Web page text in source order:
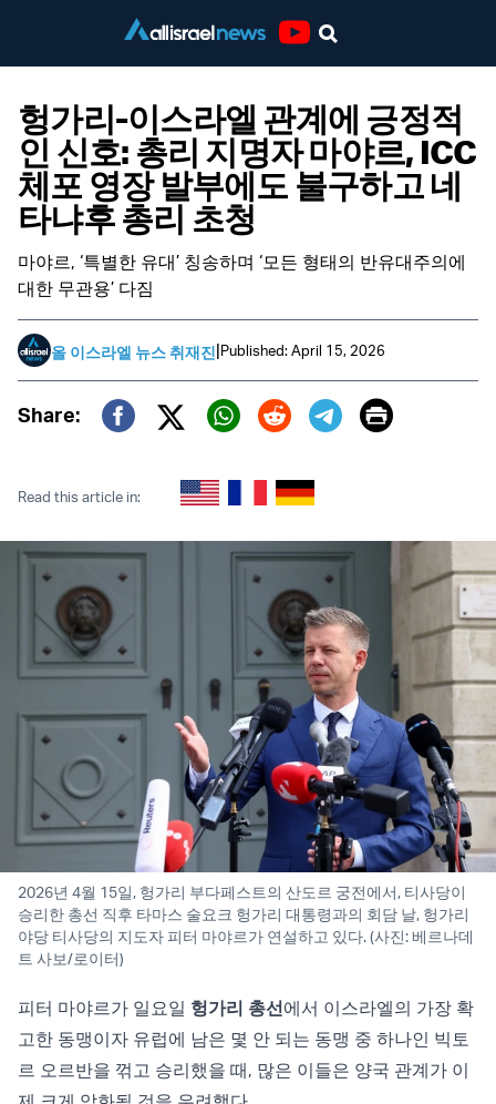
헝가리-이스라엘 관계에 긍정적
인 신호: 총리 지명자 마야르, ICC
체포 영장 발부에도 불구하고 네
타냐후 총리 초청
마야르, ‘특별한 유대’ 칭송하며 ‘모든 형태의 반유대주의에
대한 무관용’ 다짐
올 이스라엘 뉴스 취재진|Published: April 15, 2026
Share:
Twitter (X)
Print
Read this article in:
2026년 4월 15일, 헝가리 부다페스트의 산도르 궁전에서, 티사당이
승리한 총선 직후 타마스 술요크 헝가리 대통령과의 회담 날, 헝가리
야당 티사당의 지도자 피터 마야르가 연설하고 있다. (사진: 베르나데
트 사보/로이터)
피터 마야르가 일요일 헝가리 총선에서 이스라엘의 가장 확
고한 동맹이자 유럽에 남은 몇 안 되는 동맹 중 하나인 빅토
르 오르반을 꺾고 승리했을 때, 많은 이들은 양국 관계가 이